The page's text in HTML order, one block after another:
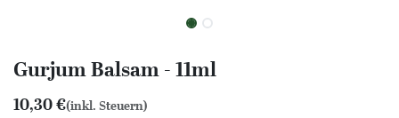
Gurjum Balsam - 11ml
10,30€(inkl. Steuern)